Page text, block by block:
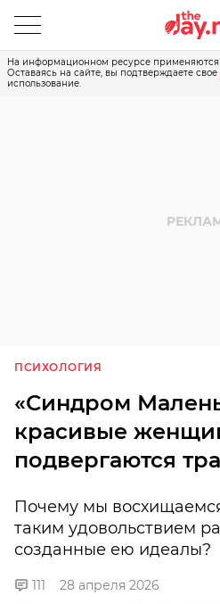
На информационном ресурсе
Оставаясь на сайте, вы подтверждаете свое
использование.
ПСИХОЛОГИЯ
«Синдром
красивые
подвергаются
Почему мы
таким удовольствием
созданные ею идеалы?
111 28 апреля 2026